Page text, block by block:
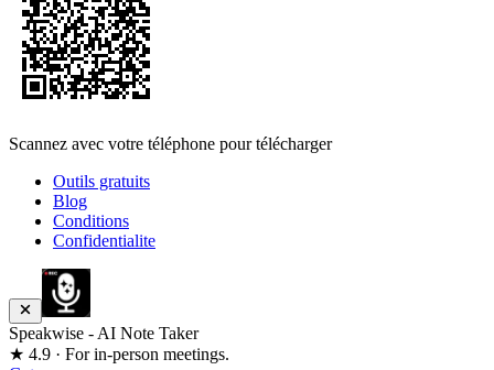
Scannez avec votre téléphone pour télécharger
Outils gratuits
Blog
Conditions
Confidentialite
Speakwise - AI Note Taker
★ 4.9 · For in-person meetings.